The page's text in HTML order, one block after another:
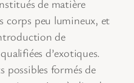
de matière
corps peu lumineux, et
de
d’exotiques.
possibles formés de